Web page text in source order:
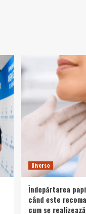
Diverse
Îndepărtarea
când este
cum se